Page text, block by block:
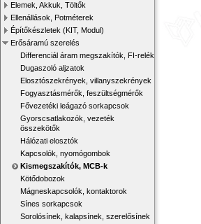
Elemek, Akkuk, Töltők
Ellenállások, Potméterek
Építőkészletek (KIT, Modul)
Erősáramú szerelés
Differenciál áram megszakítók, FI-relék
Dugaszoló aljzatok
Elosztószekrények, villanyszekrények
Fogyasztásmérők, feszültségmérők
Fővezetéki leágazó sorkapcsok
Gyorscsatlakozók, vezeték
összekötők
Hálózati elosztók
Kapcsolók, nyomógombok
Kismegszakítók, MCB-k
Kötődobozok
Mágneskapcsolók, kontaktorok
Sínes sorkapcsok
Sorolósínek, kalapsínek, szerelősínek